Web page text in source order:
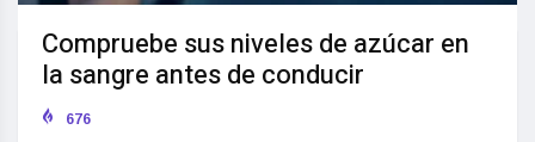
Compruebe sus niveles de azúcar en
la sangre antes de conducir
676